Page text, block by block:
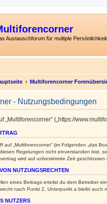
Austauschforum für multiple
Multiforencorner
- Nutzungsbedingungen
„Multiforencorner“ („https://
auf „Multiforencorner“ (im Folgenden „das
Regelungen nicht einverstanden bist,
wird auf unbestimmte Zeit
NUTZUNGSRECHTEN
eines Beitrags erteilst du dem Betreiber
nach Punkt 2, Unterpunkt a bleibt auch
NUTZERS